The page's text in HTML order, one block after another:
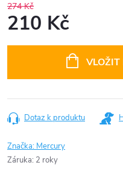
274 Kč
210 Kč
VLOŽIT
Dotaz k produktu
Značka: Mercury
Záruka: 2 roky